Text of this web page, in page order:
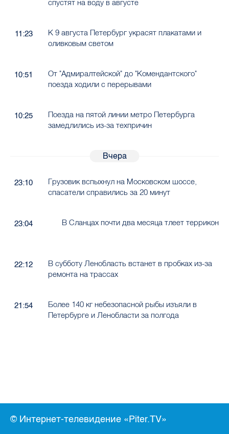
спустят на воду в августе
11:23
К 9 августа Петербург украсят плакатами и
оливковым светом
10:51
От "Адмиралтейской" до "Комендантского"
поезда ходили с перерывами
10:25
Поезда на пятой линии метро Петербурга
замедлились из-за техпричин
Вчера
23:10
Грузовик вспыхнул на Московском шоссе,
спасатели справились за 20 минут
23:04 В Сланцах почти два месяца тлеет террикон
22:12
В субботу Ленобласть встанет в пробках из-за
ремонта на трассах
21:54
Более 140 кг небезопасной рыбы изъяли в
Петербурге и Ленобласти за полгода
© Интернет-телевидение «Piter.TV»